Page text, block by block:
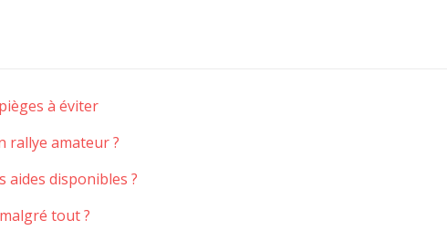
à éviter
rallye amateur ?
aides disponibles ?
tout ?